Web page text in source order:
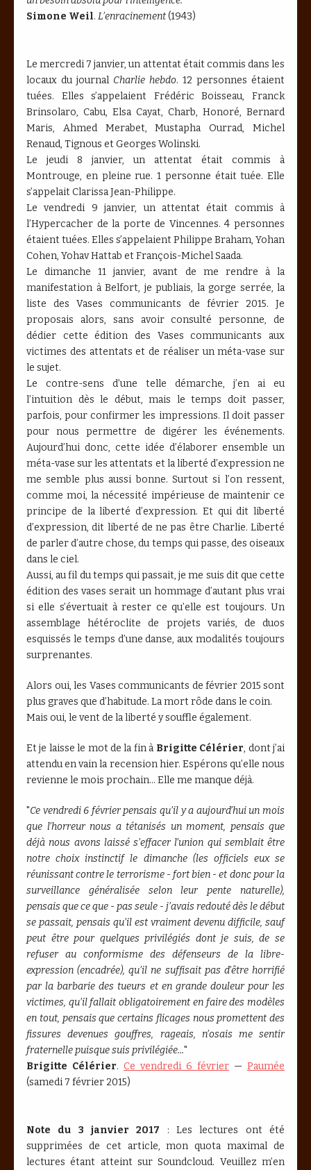
Simone Weil. L’enracinement(1943)
Le mercredi 7 janvier, un attentat était commis dans les
locaux du journal Charlie hebdo. 12 personnes étaient
tuées. Elles s’appelaient Frédéric Boisseau, Franck
Brinsolaro, Cabu, Elsa Cayat, Charb, Honoré, Bernard
Maris, Ahmed Merabet, Mustapha Ourrad, Michel
Renaud, Tignous et Georges Wolinski.
Le jeudi 8 janvier, un attentat était commis à
Montrouge, en pleine rue. 1 personne était tuée. Elle
s’appelait Clarissa Jean-Philippe.
Le vendredi 9 janvier, un attentat était commis à
l’Hypercacher de la porte de Vincennes. 4 personnes
étaient tuées. Elles s’appelaient Philippe Braham, Yohan
Cohen, Yohav Hattab et François-Michel Saada.
Le dimanche 11 janvier, avant de me rendre à la
manifestation à Belfort, je publiais, la gorge serrée, la
liste des Vases communicants de février 2015. Je
proposais alors, sans avoir consulté personne, de
dédier cette édition des Vases communicants aux
victimes des attentats et de réaliser un méta-vase sur
le sujet.
Le contre-sens d’une telle démarche, j’en ai eu
l’intuition dès le début, mais le temps doit passer,
parfois, pour confirmer les impressions. Il doit passer
pour nous permettre de digérer les événements.
Aujourd’hui donc, cette idée d’élaborer ensemble un
méta-vase sur les attentats et la liberté d’expression ne
me semble plus aussi bonne. Surtout si l’on ressent,
comme moi, la nécessité impérieuse de maintenir ce
principe de la liberté d’expression. Et qui dit liberté
d’expression, dit liberté de ne pas être Charlie. Liberté
de parler d’autre chose, du temps qui passe, des oiseaux
dans le ciel.
Aussi, au fil du temps qui passait, je me suis dit que cette
édition des vases serait un hommage d’autant plus vrai
si elle s’évertuait à rester ce qu’elle est toujours. Un
assemblage hétéroclite de projets variés, de duos
esquissés le temps d’une danse, aux modalités toujours
surprenantes.
Alors oui, les Vases communicants de février 2015 sont
plus graves que d’habitude. La mort rôde dans le coin.
Mais oui, le vent de la liberté y souffle également.
Et je laisse le mot de la fin à Brigitte Célérier, dont j’ai
attendu en vain la recension hier. Espérons qu’elle nous
revienne le mois prochain... Elle me manque déjà.
"Ce vendredi 6 février pensais qu’il y a aujourd’hui un mois
que l’horreur nous a tétanisés un moment, pensais que
déjà nous avons laissé s’effacer l’union qui semblait être
notre choix instinctif le dimanche (les officiels eux se
réunissant contre le terrorisme - fort bien - et donc pour la
surveillance généralisée selon leur pente naturelle),
pensais que ce que - pas seule - j’avais redouté dès le début
se passait, pensais qu’il est vraiment devenu difficile, sauf
peut être pour quelques privilégiés dont je suis, de se
refuser au conformisme des défenseurs de la libre-
expression (encadrée), qu’il ne suffisait pas d’être horrifié
par la barbarie des tueurs et en grande douleur pour les
victimes, qu’il fallait obligatoirement en faire des modèles
en tout, pensais que certains flicages nous promettent des
fissures devenues gouffres, rageais, n’osais me sentir
fraternelle puisque suis privilégiée..."
Brigitte Célérier. Ce vendredi 6 février — Paumée
(samedi 7 février 2015)
Note du 3 janvier 2017 : Les lectures ont été
supprimées de cet article, mon quota maximal de
lectures étant atteint sur Soundcloud. Veuillez m’en